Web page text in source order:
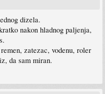
dizela.
nakon hladnog paljenja,
zatezac, vodenu, roler
da sam miran.